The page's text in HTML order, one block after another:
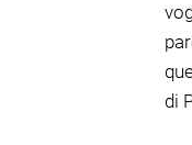
di